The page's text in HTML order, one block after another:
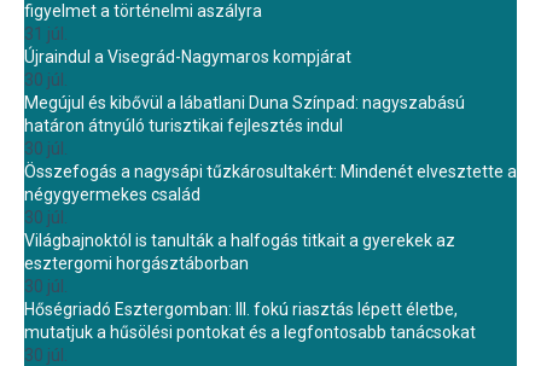
figyelmet a történelmi aszályra
31 júl.
Újraindul a Visegrád-Nagymaros kompjárat
30 júl.
Megújul és kibővül a lábatlani Duna Színpad: nagyszabású
határon átnyúló turisztikai fejlesztés indul
30 júl.
Összefogás a nagysápi tűzkárosultakért: Mindenét elvesztette a
négygyermekes család
30 júl.
Világbajnoktól is tanulták a halfogás titkait a gyerekek az
esztergomi horgásztáborban
30 júl.
Hőségriadó Esztergomban: III. fokú riasztás lépett életbe,
mutatjuk a hűsölési pontokat és a legfontosabb tanácsokat
30 júl.